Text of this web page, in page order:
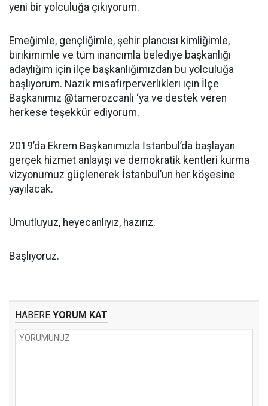
yeni bir yolculuğa çıkıyorum.
Emeğimle, gençliğimle, şehir plancısı kimliğimle,
birikimimle ve tüm inancımla belediye başkanlığı
adaylığım için ilçe başkanlığımızdan bu yolculuğa
başlıyorum. Nazik misafirperverlikleri için İlçe
Başkanımız @tamerozcanli ‘ya ve destek veren
herkese teşekkür ediyorum.
2019’da Ekrem Başkanımızla İstanbul’da başlayan
gerçek hizmet anlayışı ve demokratik kentleri kurma
vizyonumuz güçlenerek İstanbul’un her köşesine
yayılacak.
Umutluyuz, heyecanlıyız, hazırız.
Başlıyoruz.
HABERE YORUM KAT